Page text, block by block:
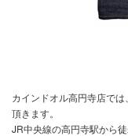
カインドオル高円寺店で
頂きます。
JR中央線の高円寺駅から徒